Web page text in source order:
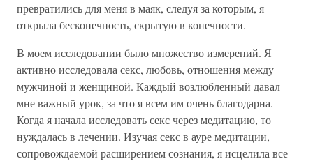
превратились для меня в маяк, следуя за которым, я
открыла бесконечность, скрытую в конечности.
В моем исследовании было множество измерений. Я
активно исследовала секс, любовь, отношения между
мужчиной и женщиной. Каждый возлюбленный давал
мне важный урок, за что я всем им очень благодарна.
Когда я начала исследовать секс через медитацию, то
нуждалась в лечении. Изучая секс в ауре медитации,
сопровождаемой расширением сознания, я исцелила все